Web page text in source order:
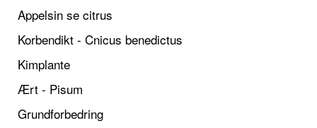
Appelsin se citrus
Korbendikt - Cnicus benedictus
Kimplante
Ært - Pisum
Grundforbedring